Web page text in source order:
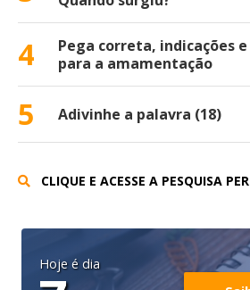
4
Pega correta, indicações
para a amamentação
5 Adivinhe a palavra (18)
CLIQUE E ACESSE A PESQUISA
Hoje é dia